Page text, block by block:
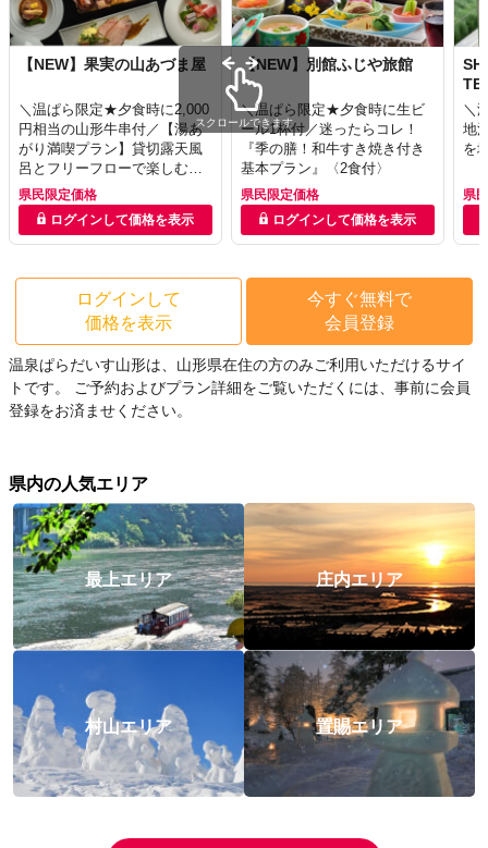
【NEW】果実の山あづま屋
＼温ぱら限定★夕食時に2,000
円相当の山形牛串付／【湯あ
がり満喫プラン】貸切露天風
呂とフリーフローで楽しむ温
泉旅｜山形の味覚を味わう郷
土料理会席〈2食付〉
県民限定価格
ログインして価格を表示
【NEW】別館ふじや旅館
＼温ぱら限定★夕食時に生ビ
ール1杯付／迷ったらコレ！
『季の膳！和牛すき焼き付き
基本プラン』〈2食付〉
県民限定価格
ログインして価格を表示
＼
地
を
県
スクロールできます
ログインして
価格を表示
今すぐ無料で
会員登録
温泉ぱらだいす山形は、山形県在住の方のみご利用いただけるサイ
トです。
ご予約およびプラン詳細をご覧いただくには、事前に会員
登録をお済ませください。
県内の人気エリア
最上エリア 庄内エリア
村山エリア 置賜エリア